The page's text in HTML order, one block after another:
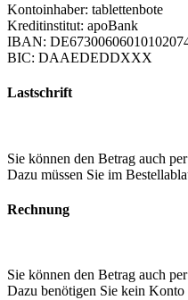
Kontoinhaber: tablettenbote
Kreditinstitut: apoBank
IBAN:
BIC: DAAEDEDDXXX
Lastschrift
Sie können den Betrag auch
Dazu müssen Sie im
Rechnung
Sie können den Betrag auch
Dazu benötigen Sie kein Konto